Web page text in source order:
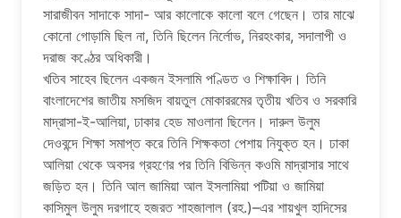
সারাজীবন সাদাকে সাদা- আর কালোকে কালো বলে গেছেন। তার মাঝে
কোনো গোড়ামি ছিল না, তিনি ছিলেন নির্লোভ, নিরহংকার, সদালাপী ও
দরাজ কণ্ঠের অধিকারী।
খতিব সাহেব ছিলেন একজন ইসলামি পণ্ডিত ও শিক্ষাবিদ। তিনি
বাংলাদেশের জাতীয় মসজিদ বায়তুল মোকাররমের তৃতীয় খতিব ও সরকারি
মাদ্রাসা-ই-আলিয়া, ঢাকার হেড মাওলানা ছিলেন। দারুল উলুম
দেওবন্দে শিক্ষা সমাপ্ত করে তিনি শিক্ষকতা পেশায় নিযুক্ত হন। ঢাকা
আলিয়া থেকে অবসর গ্রহণের পর তিনি বিভিন্ন কওমি মাদ্রাসার সাথে
জড়িত হন। তিনি আল জামিয়া আল ইসলামিয়া পটিয়া ও জামিয়া
কাসিমুল উলুম দরগাহে হজরত শাহজালাল (রহ.)–এর শায়খুল হাদিসের